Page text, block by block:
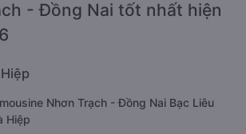
- Đồng Nai tốt nhất hiện
Nhơn Trạch - Đồng Nai Bạc Liêu
Hiệp